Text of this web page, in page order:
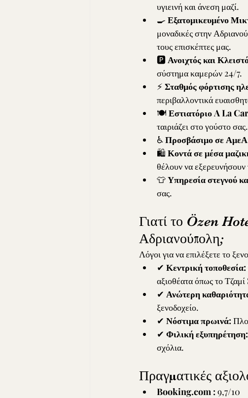
υγιεινή και άνεση μαζί.
🍳 Εξατομικευμένο
μοναδικές στην
τους επισκέπτες μας.
🅿️ Ανοιχτός και
σύστημα καμερών 24/7.
⚡ Σταθμός φόρτισης
περιβαλλοντικά
🍽️ Εστιατόριο A La
ταιριάζει στο γούστο σας.
♿ Προσβάσιμο σε
🛍️ Κοντά σε μέσα
θέλουν να
👕 Υπηρεσία στεγνού
σας.
Γιατί το Özen
Αδριανούπολη;
Λόγοι για να επιλέξετε το
✔ Κεντρική τοποθεσία:
αξιοθέατα όπως το
✔ Ανώτερη
ξενοδοχείο.
✔ Νόστιμα πρωινά:
✔ Φιλική εξυπηρέτηση:
σχόλια.
Πραγματικές
Booking.com : 9,7/10